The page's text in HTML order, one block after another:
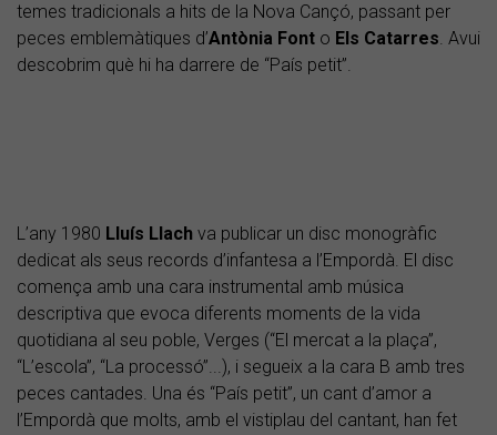
temes tradicionals a hits de la Nova Cançó, passant per
peces emblemàtiques d’Antònia Font o Els Catarres. Avui
descobrim què hi ha darrere de “País petit”.
L’any 1980 Lluís Llach va publicar un disc monogràfic
dedicat als seus records d’infantesa a l’Empordà. El disc
comença amb una cara instrumental amb música
descriptiva que evoca diferents moments de la vida
quotidiana al seu poble, Verges (“El mercat a la plaça”,
“L’escola”, “La processó”...), i segueix a la cara B amb tres
peces cantades. Una és “País petit”, un cant d’amor a
l’Empordà que molts, amb el vistiplau del cantant, han fet